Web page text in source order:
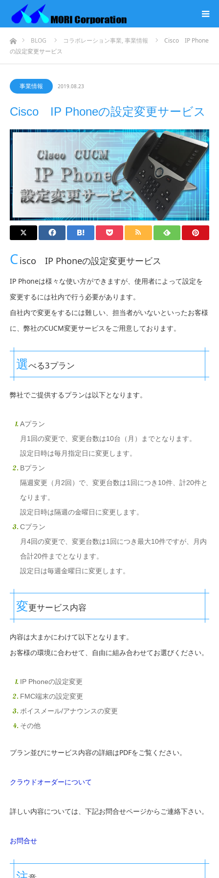
ホームBLOG コラボレーション事業, 事業情報
Cisco IP Phone
の設定変更サービス
事業情報 2019.08.23
Cisco IP Phoneの設定変更サービス
Cisco IP Phoneの設定変更サービス
IP Phoneは様々な使い方ができますが、使用者によって設定を
変更するには社内で行う必要があります。
自社内で変更をするには難しい、担当者がいないといったお客様
に、弊社のCUCM変更サービスをご用意しております。
選べる3プラン
弊社でご提供するプランは以下となります。
Aプラン
月1回の変更で、変更台数は10台（月）までとなります。
設定日時は毎月指定日に変更します。
Bプラン
隔週変更（月2回）で、変更台数は1回につき10件、計20件と
なります。
設定日時は隔週の金曜日に変更します。
Cプラン
月4回の変更で、変更台数は1回につき最大10件ですが、月内
合計20件までとなります。
設定日は毎週金曜日に変更します。
変更サービス内容
内容は大まかにわけて以下となります。
お客様の環境に合わせて、自由に組み合わせてお選びください。
IP Phoneの設定変更
FMC端末の設定変更
ボイスメール/アナウンスの変更
その他
プラン並びにサービス内容の詳細はPDFをご覧ください。
クラウドオーダーについて
詳しい内容については、下記お問合せページからご連絡下さい。
お問合せ